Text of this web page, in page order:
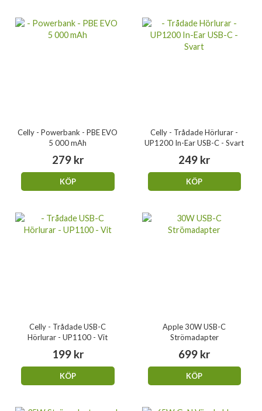
Celly - Powerbank - PBE EVO
5 000 mAh
279 kr
KÖP
Celly - Trådade Hörlurar -
UP1200 In-Ear USB-C - Svart
249 kr
KÖP
Celly - Trådade USB-C
Hörlurar - UP1100 - Vit
199 kr
KÖP
Apple 30W USB-C
Strömadapter
699 kr
KÖP